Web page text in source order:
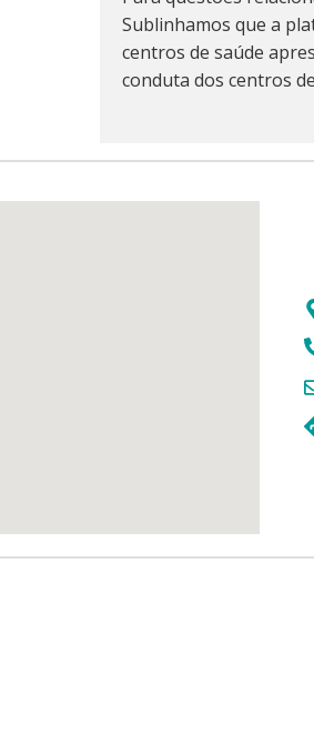
Sublinhamos que a
centros de saúde
conduta dos centros